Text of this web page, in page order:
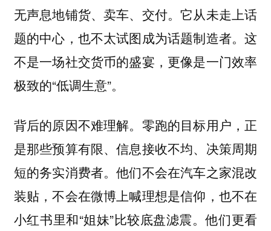
无声息地铺货、卖车、交付。它从未走上话
题的中心，也不太试图成为话题制造者。这
不是一场社交货币的盛宴，更像是一门效率
极致的“低调生意”。
背后的原因不难理解。零跑的目标用户，正
是那些预算有限、信息接收不均、决策周期
短的务实消费者。他们不会在汽车之家混改
装贴，不会在微博上喊理想是信仰，也不在
小红书里和“姐妹”比较底盘滤震。他们更看